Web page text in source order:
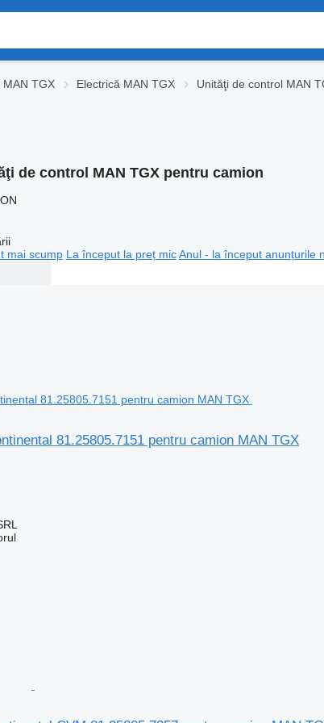
MAN TGX Electrică MAN TGX Unităţi de control MAN
de control MAN TGX pentru camion
mai scump La început la preț mic Anul - la început anunțurile
81.25805.7151 pentru camion MAN TGX